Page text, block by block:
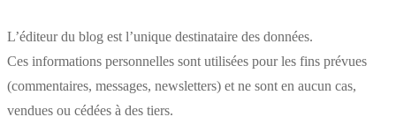
L’éditeur du blog est l’unique destinataire des données.
Ces informations personnelles sont utilisées pour les fins prévues
(commentaires, messages, newsletters) et ne sont en aucun cas,
vendues ou cédées à des tiers.